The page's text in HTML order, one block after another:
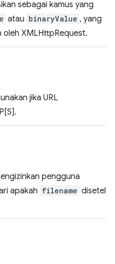
sebagai kamus yang
atau binaryValue , yang
XMLHttpRequest.
jika URL
pengguna
apakah filename disetel